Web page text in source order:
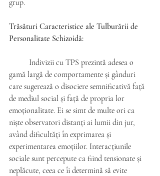
grup.
Trăsături Caracteristice ale Tulburării de
Personalitate Schizoidă:
gamă largă de comportamente și gânduri
care sugerează o disociere semnificativă față
de mediul social și față de propria lor
emoționalitate. Ei se simt de multe ori ca
niște observatori distanți ai lumii din jur,
având dificultăți în exprimarea și
experimentarea emoțiilor. Interacțiunile
sociale sunt percepute ca fiind tensionate și
neplăcute, ceea ce îi determină să evite